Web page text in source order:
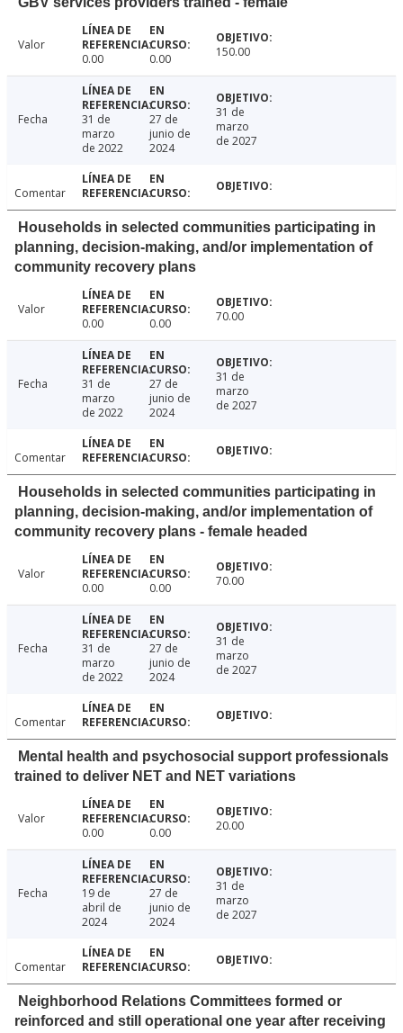
Valor
0.00
0.00 150.00
Fecha
31 de
marzo
de 2022
27 de
junio de
2024
31 de
marzo
de 2027
Comentar
Households in selected communities participating in
planning, decision-making, and/or implementation of
community recovery plans
Valor
0.00
0.00 70.00
Fecha
31 de
marzo
de 2022
27 de
junio de
2024
31 de
marzo
de 2027
Comentar
Households in selected communities participating in
planning, decision-making, and/or implementation of
community recovery plans - female headed
Valor
0.00
0.00 70.00
Fecha
31 de
marzo
de 2022
27 de
junio de
2024
31 de
marzo
de 2027
Comentar
Mental health and psychosocial support professionals
trained to deliver NET and NET variations
Valor
0.00
0.00 20.00
Fecha
19 de
abril de
2024
27 de
junio de
2024
31 de
marzo
de 2027
Comentar
Neighborhood Relations Committees formed or
reinforced and still operational one year after receiving